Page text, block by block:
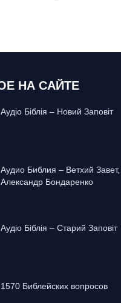
НА САЙТЕ
Аудіо Біблія – Новий Заповіт
Аудио Библия – Ветхий Завет,
Александр Бондаренко
Аудіо Біблія – Старий Заповіт
1570 Библейских вопросов